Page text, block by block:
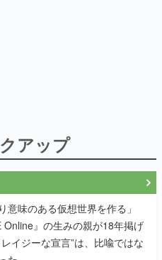
アップ
意味のある仮想世界を作る」
』の生みの親が18年掲げ
イジーな宣言”は、比喩ではな